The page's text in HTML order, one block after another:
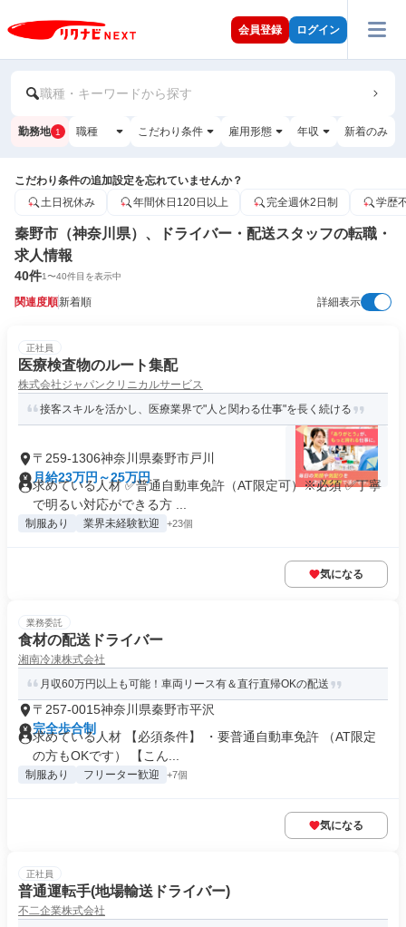
会員登録 ログイン
職種・キーワードから探す
勤務地 1 職種 こだわり条件 雇用形態 年収 新着のみ
こだわり条件の追加設定を忘れていませんか？
土日祝休み
年間休日120日以上 完全週休2日制 学歴
秦野市（神奈川県）、ドライバー・配送スタッフの転職・
求人情報
40件1〜40件目を表示中
関連度順新着順 詳細表示
正社員
医療検査物のルート集配
株式会社ジャパンクリニカルサービス
接客スキルを活かし、医療業界で"人と関わる仕事"を長く続ける
〒259-1306神奈川県秦野市戸川
月給23万円～25万円
求めている人材 ✅普通自動車免許（AT限定可）※必須 ✅丁寧
で明るい対応ができる方 ...
制服あり 業界未経験歓迎 +23個
気になる
業務委託
食材の配送ドライバー
湘南冷凍株式会社
月収60万円以上も可能！車両リース有＆直行直帰OKの配送
〒257-0015神奈川県秦野市平沢
完全歩合制
求めている人材 【必須条件】 ・要普通自動車免許 （AT限定
の方もOKです） 【こん...
制服あり フリーター歓迎 +7個
気になる
正社員
普通運転手(地場輸送ドライバー)
不二企業株式会社